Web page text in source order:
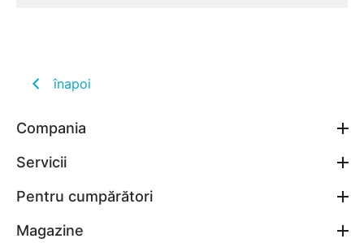
înapoi
Compania
Servicii
Pentru cumpărători
Magazine